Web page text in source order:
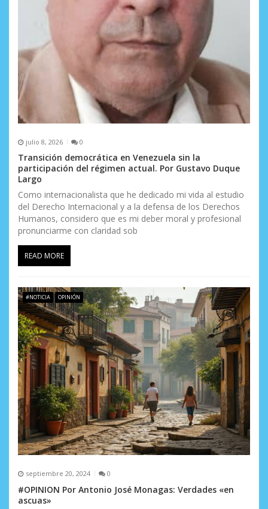
julio 8, 2026 0
Transición democrática en Venezuela sin la
participación del régimen actual. Por Gustavo Duque
Largo
Como internacionalista que he dedicado mi vida al estudio
del Derecho Internacional y a la defensa de los Derechos
Humanos, considero que es mi deber moral y profesional
pronunciarme con claridad sob
READ MORE
#NOTICIA OPINIÓN
septiembre 20, 2024 0
#OPINION Por Antonio José Monagas: Verdades «en
ascuas»